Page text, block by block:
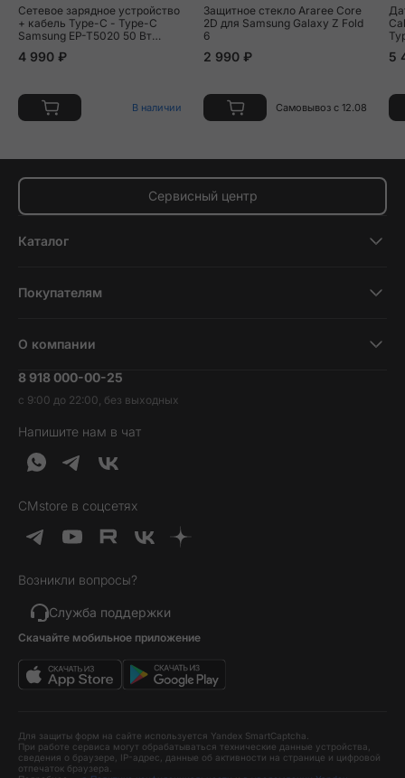
Сетевое зарядное устройство
+ кабель Type-C - Type-C
Samsung EP-T5020 50 Вт
4 990 ₽
В наличии
Защитное стекло Araree Core
2D для Samsung Galaxy Z Fold
6
2 990 ₽
Самовывоз с 12.08
5
Сервисный центр
Каталог
Планшеты
Наушники и колонки
Гаджеты
Услуги и софт
Идеи подарков
Товары дня
Выгодные комплекты
Хиты продаж
Уценка
Покупателям
Трейд-ин
Гарантия и возврат
Доставка и оплата
Кредит и рассрочка
О компании
Вакансии
Контакты
Обратная связь
О нас
8 918 000-00-25
с 9:00 до 22:00, без выходных
Напишите нам в чат
CMstore в соцсетях
Возникли вопросы?
Служба поддержки
Скачайте мобильное приложение
Для защиты форм на сайте используется Yandex SmartCaptcha.
При работе сервиса могут обрабатываться технические данные устройства,
сведения о браузере, IP-адрес, данные об активности на странице и цифровой
отпечаток браузера.